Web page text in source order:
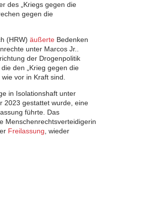
des „Kriegs gegen die
gegen die
(HRW) äußerte Bedenken
unter Marcos Jr..
der Drogenpolitik
den „Krieg gegen die
vor in Kraft sind.
in Isolationshaft unter
2023 gestattet wurde, eine
führte. Das
Menschenrechtsverteidigerin
Freilassung , wieder